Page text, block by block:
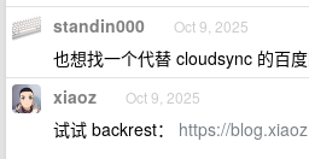
standin000 Oct 9, 2025
也想找一个代替 cloudsync 的百
xiaoz Oct 9, 2025
试试 backrest： https://